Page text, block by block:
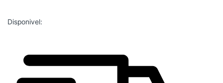
Disponivel: